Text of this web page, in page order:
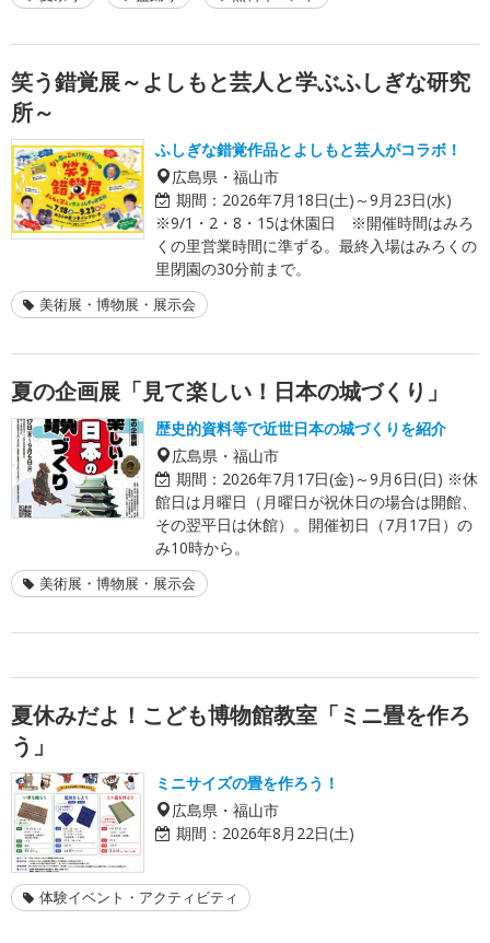
笑う錯覚展～よしもと芸人と学ぶふしぎな研究
所～
ふしぎな錯覚作品とよしもと芸人がコラボ！
広島県・福山市
期間： 2026年7月18日(土)～9月23日(水)
※9/1・2・8・15は休園日 ※開催時間はみろ
くの里営業時間に準ずる。最終入場はみろくの
里閉園の30分前まで。
美術展・博物展・展示会
夏の企画展「見て楽しい！日本の城づくり」
歴史的資料等で近世日本の城づくりを紹介
広島県・福山市
期間： 2026年7月17日(金)～9月6日(日) ※休
館日は月曜日（月曜日が祝休日の場合は開館、
その翌平日は休館）。開催初日（7月17日）の
み10時から。
美術展・博物展・展示会
夏休みだよ！こども博物館教室「ミニ畳を作ろ
う」
ミニサイズの畳を作ろう！
広島県・福山市
期間： 2026年8月22日(土)
体験イベント・アクティビティ